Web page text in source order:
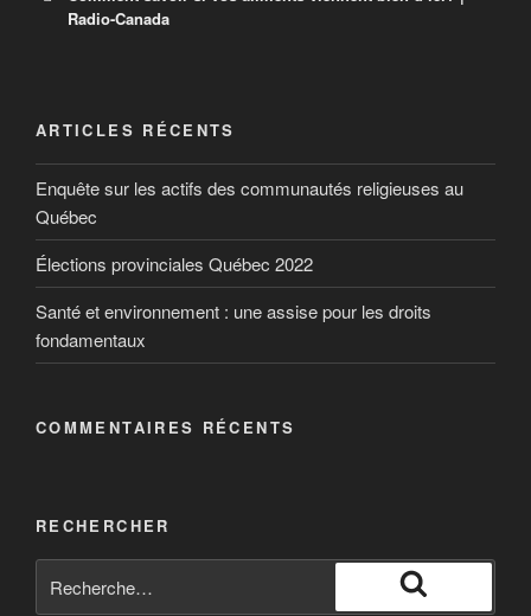
Radio-Canada
viennent bien d’ici?
Produit du Canada, préparé au Canada, importé
par… Avec le nouvel accord économique entre le
Canada, les États-Unis et le Mexique, la provenance
des aliments apparaît plus que jamais comme un
critère d’achat important pour les consommateurs
ARTICLES RÉCENTS
Enquête sur les actifs des communautés religieuses au
Québec
Élections provinciales Québec 2022
Santé et environnement : une assise pour les droits
fondamentaux
COMMENTAIRES RÉCENTS
RECHERCHER